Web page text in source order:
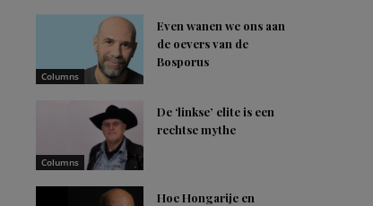
Columns
Even wanen we ons aan
de oevers van de
Bosporus
Columns
De ‘linkse’ elite is een
rechtse mythe
Hoe Hongarije en